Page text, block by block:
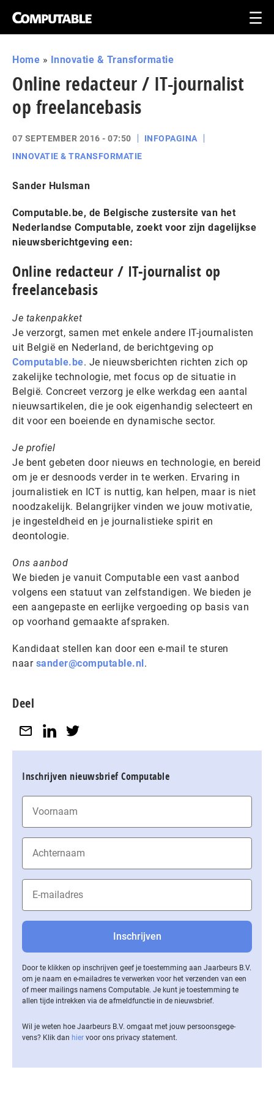
Home » Innovatie & Transformatie
Online redacteur / IT-journalist
op freelancebasis
07 SEPTEMBER 2016 - 07:50
INFOPAGINA
INNOVATIE & TRANSFORMATIE
Sander Hulsman
Computable.be, de Belgische zustersite van het
Nederlandse Computable, zoekt voor zijn dagelijkse
nieuwsberichtgeving een:
Online redacteur / IT-journalist op
freelancebasis
Je takenpakket
Je verzorgt, samen met enkele andere IT-journalisten
uit België en Nederland, de berichtgeving op
Computable.be. Je nieuwsberichten richten zich op
zakelijke technologie, met focus op de situatie in
België. Concreet verzorg je elke werkdag een aantal
nieuwsartikelen, die je ook eigenhandig selecteert en
dit voor een boeiende en dynamische sector.
Je profiel
Je bent gebeten door nieuws en technologie, en bereid
om je er desnoods verder in te werken. Ervaring in
journalistiek en ICT is nuttig, kan helpen, maar is niet
noodzakelijk. Belangrijker vinden we jouw motivatie,
je ingesteldheid en je journalistieke spirit en
deontologie.
Ons aanbod
We bieden je vanuit Computable een vast aanbod
volgens een statuut van zelfstandigen. We bieden je
een aangepaste en eerlijke vergoeding op basis van
op voorhand gemaakte afspraken.
Kandidaat stellen kan door een e-mail te sturen
naar sander@computable.nl.
Deel
Inschrijven nieuwsbrief Computable
Door te klikken op inschrijven geef je toestemming aan Jaarbeurs B.V.
om je naam en e-mailadres te verwerken voor het verzenden van een
of meer mailings namens Computable. Je kunt je toestemming te
allen tijde intrekken via de af­meld­func­tie in de nieuwsbrief.
Wil je weten hoe Jaarbeurs B.V. omgaat met jouw per­soons­ge­ge­
vens? Klik dan hier voor ons privacy statement.